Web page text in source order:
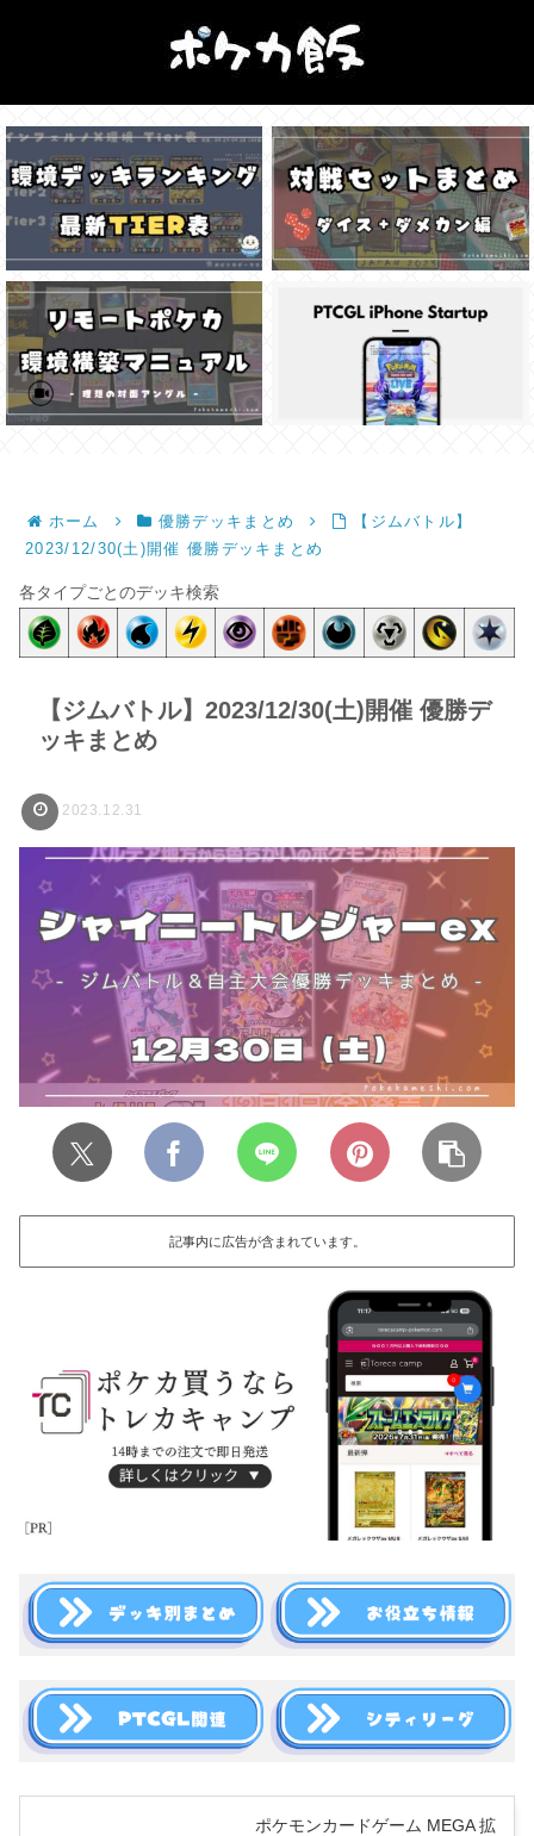
ホーム 優勝デッキまとめ
【ジムバトル】
2023/12/30(土)開催 優勝デッキまとめ
各タイプごとのデッキ検索
【ジムバトル】2023/12/30(土)開催 優勝デ
ッキまとめ
2023.12.31
記事内に広告が含まれています。
ポケモンカードゲーム MEGA 拡